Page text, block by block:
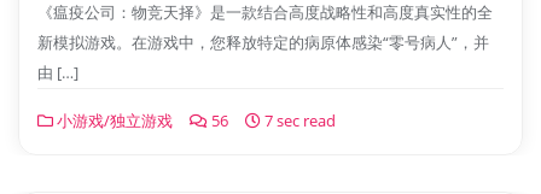
《瘟疫公司：物竞天择》是一款结合高度战略性和高度真实性的全
新模拟游戏。在游戏中，您释放特定的病原体感染“零号病人”，并
由 […]
小游戏/独立游戏 56 7 sec read